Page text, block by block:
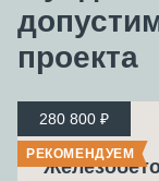
проекта
280 800 ₽
РЕКОМЕНДУЕМ